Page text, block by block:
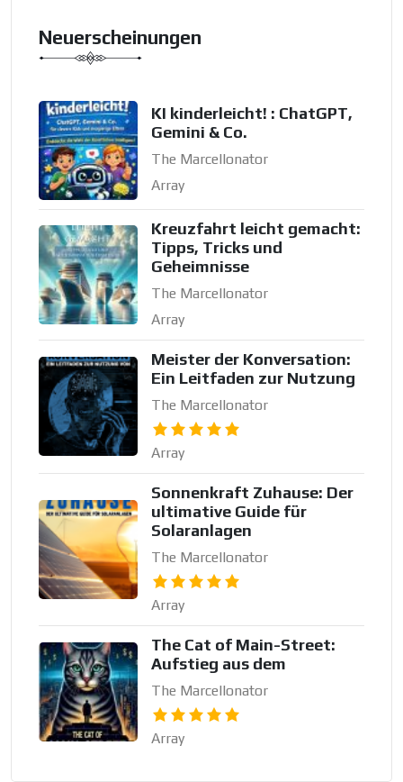
Neuerscheinungen
KI kinderleicht! : ChatGPT,
Gemini & Co.
The Marcellonator
Array
Kreuzfahrt leicht gemacht:
Tipps, Tricks und
Geheimnisse
The Marcellonator
Array
Meister der Konversation:
Ein Leitfaden zur Nutzung
The Marcellonator
Array
Sonnenkraft Zuhause: Der
ultimative Guide für
Solaranlagen
The Marcellonator
Array
The Cat of Main-Street:
Aufstieg aus dem
The Marcellonator
Array